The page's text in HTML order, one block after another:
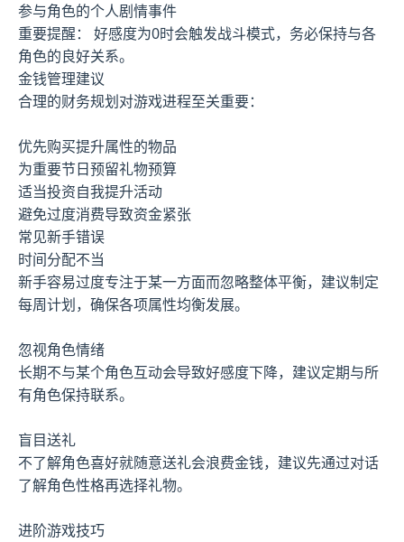
参与角色的个人剧情事件
重要提醒： 好感度为0时会触发战斗模式，务必保持与各
角色的良好关系。
金钱管理建议
合理的财务规划对游戏进程至关重要：
优先购买提升属性的物品
为重要节日预留礼物预算
适当投资自我提升活动
避免过度消费导致资金紧张
常见新手错误
时间分配不当
新手容易过度专注于某一方面而忽略整体平衡，建议制定
每周计划，确保各项属性均衡发展。
忽视角色情绪
长期不与某个角色互动会导致好感度下降，建议定期与所
有角色保持联系。
盲目送礼
不了解角色喜好就随意送礼会浪费金钱，建议先通过对话
了解角色性格再选择礼物。
进阶游戏技巧